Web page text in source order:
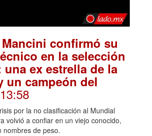
confirmó su
en la selección
una ex estrella de la
un campeón del
por la no clasificación al Mundial
volvió a confiar en un viejo conocido,
nombres de peso.